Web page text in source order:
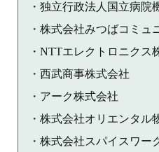
・独立行政法人国立病院
・株式会社みつばコミュ
・NTTエレクトロニクス
・西武商事株式会社
・アーク株式会社
・株式会社オリエンタル
・株式会社スパイスワー